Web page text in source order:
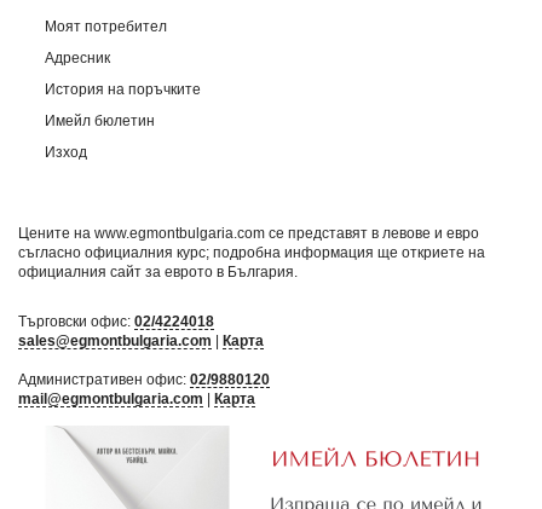
Моят потребител
Адресник
История на поръчките
Имейл бюлетин
Изход
Цените на www.egmontbulgaria.com се представят в левове и евро
съгласно официалния курс; подробна информация ще откриете на
официалния сайт за еврото в България
Търговски офис: 02/4224018
sales@egmontbulgaria.com
Карта
Административен офис: 02/9880120
mail@egmontbulgaria.com
Карта